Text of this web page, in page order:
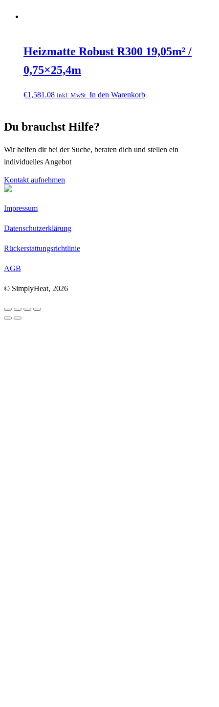
Heizmatte Robust R300 19,05m² /
0,75×25,4m
€1,581.08 inkl. MwSt. In den Warenkorb
Du brauchst Hilfe?
Wir helfen dir bei der Suche, beraten dich und stellen ein
individuelles Angebot
Kontakt aufnehmen
Impressum
Datenschutzerklärung
Rückerstattungsrichtlinie
AGB
© SimplyHeat, 2026